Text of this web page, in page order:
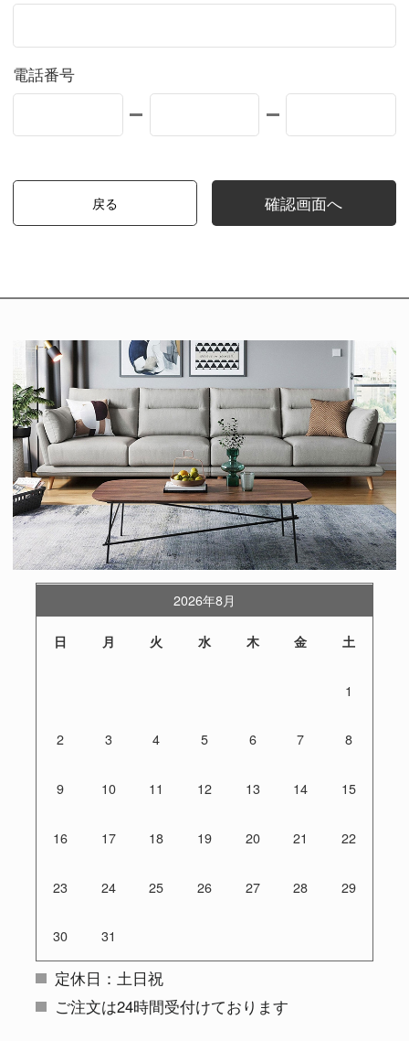
電話番号
2026年8月
日 月 火 水 木 金 土
1
2 3 4 5 6 7 8
9 10 11 12 13 14 15
16 17 18 19 20 21 22
23 24 25 26 27 28 29
30 31
定休日：土日祝
ご注文は24時間受付けております